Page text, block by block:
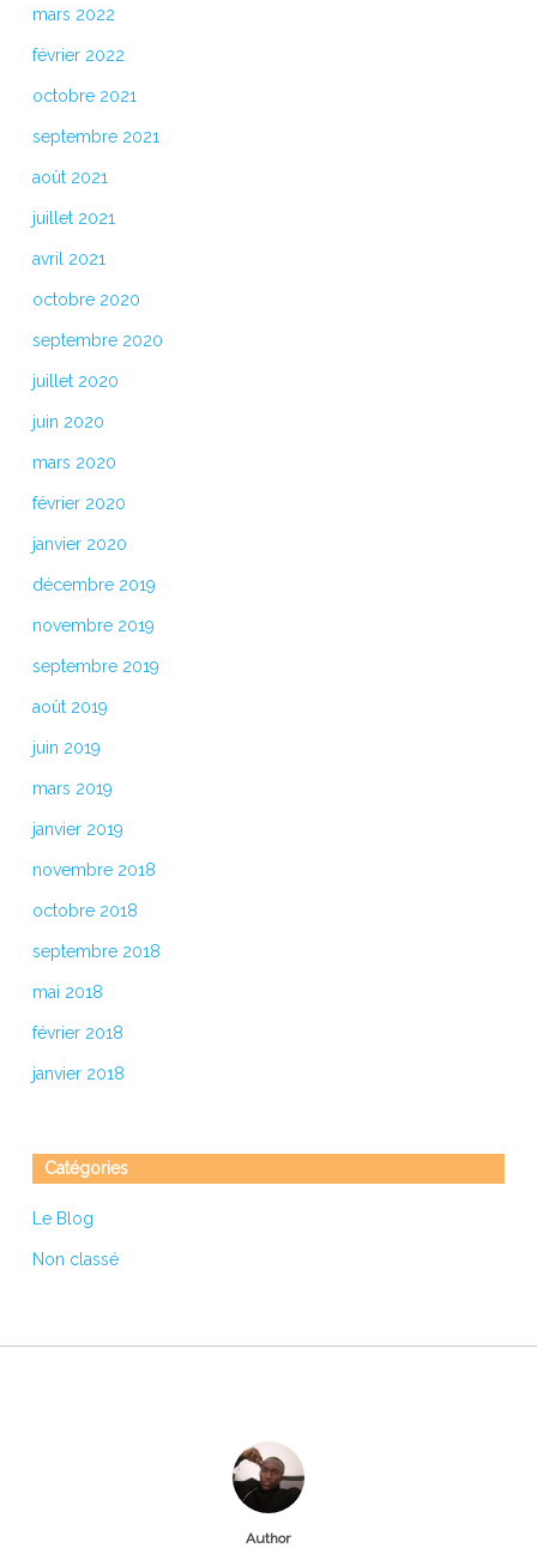
mars 2022
février 2022
octobre 2021
septembre 2021
août 2021
juillet 2021
avril 2021
octobre 2020
septembre 2020
juillet 2020
juin 2020
mars 2020
février 2020
janvier 2020
décembre 2019
novembre 2019
septembre 2019
août 2019
juin 2019
mars 2019
janvier 2019
novembre 2018
octobre 2018
septembre 2018
mai 2018
février 2018
janvier 2018
Catégories
Le Blog
Non classé
Author